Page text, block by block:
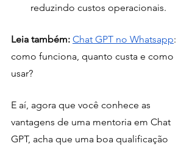
reduzindo custos operacionais.
Leia também: Chat GPT no Whatsapp:
como funciona, quanto custa e como
usar?
E aí, agora que você conhece as
vantagens de uma mentoria em Chat
GPT, acha que uma boa qualificação